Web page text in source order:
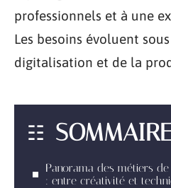
professionnels et à une
Les besoins évoluent
digitalisation et de la
Panorama des métiers
: entre créativité et